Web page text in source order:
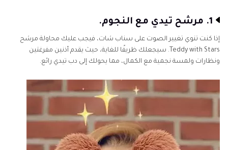
1. مرشح تيدي مع النجوم.
إذا كنت تنوي تغيير الصوت على سناب شات، فيجب عليك محاولة مرشح
Teddy with Stars. سيجعلك ظريفًا للغاية، حيث يقدم أذنين مفرغتين
ونظارات ولمسة نجمية مع الكمال، مما يحولك إلى دب تيدي رائع.